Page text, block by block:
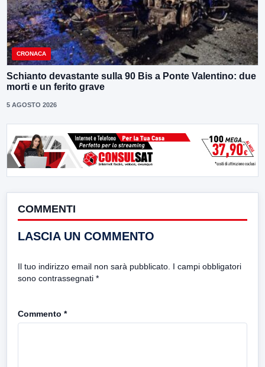
CRONACA
Schianto devastante sulla 90 Bis a Ponte Valentino: due
morti e un ferito grave
5 AGOSTO 2026
COMMENTI
LASCIA UN COMMENTO
Il tuo indirizzo email non sarà pubblicato. I campi obbligatori
sono contrassegnati *
Commento *